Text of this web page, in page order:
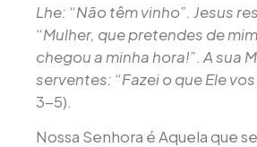
Lhe: “Não têm vinho”. Jesus
“Mulher, que pretendes de
chegou a minha hora!”. A sua
serventes: “Fazei o que Ele
3-5).
Nossa Senhora é Aquela que